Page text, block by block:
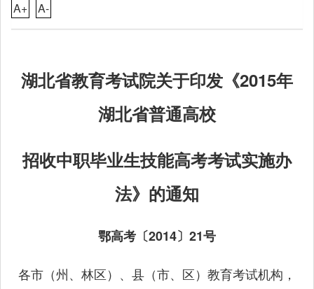
A+
A-
湖北省教育考试院关于印发《2015年
湖北省普通高校
招收中职毕业生技能高考考试实施办
法》的通知
鄂高考〔2014〕21号
各市（州、林区）、县（市、区）教育考试机构，